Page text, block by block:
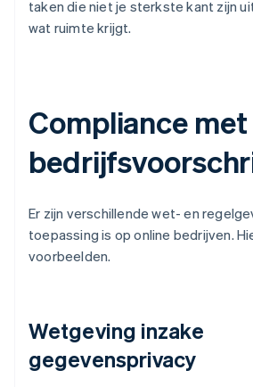
taken die niet je sterkste kant zijn
wat ruimte krijgt.
Compliance
Er zijn verschillende wet- en
toepassing is op online bedrijven.
voorbeelden.
Wetgeving inzake
gegevensprivacy